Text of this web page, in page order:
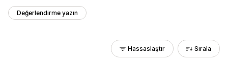
Değerlendirme yazın
Hassaslaştır Sırala